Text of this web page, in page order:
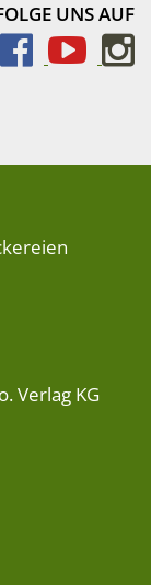
UNS AUF
Verlag KG